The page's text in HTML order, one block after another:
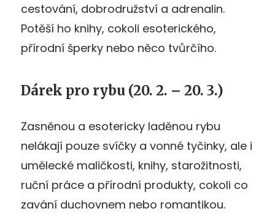
cestování, dobrodružství a adrenalin.
Potěší ho knihy, cokoli esoterického,
přírodní šperky nebo něco tvůrčího.
Dárek pro rybu (20. 2. – 20. 3.)
Zasněnou a esotericky laděnou rybu
nelákají pouze svíčky a vonné tyčinky, ale i
umělecké maličkosti, knihy, starožitnosti,
ruční práce a přírodní produkty, cokoli co
zavání duchovnem nebo romantikou.